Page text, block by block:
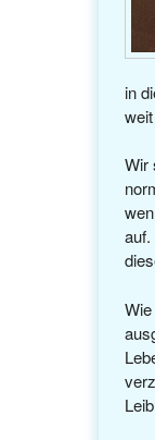
in
Wir
auf.